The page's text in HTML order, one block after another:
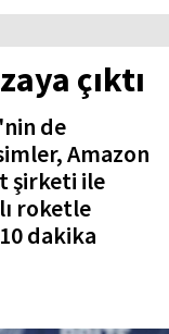
çıktı
de
Amazon
şirketi ile
roketle
dakika